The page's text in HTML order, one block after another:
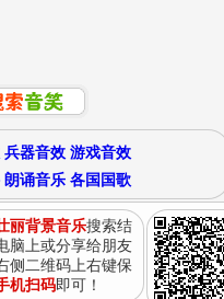
兵器音效 游戏音效
朗诵音乐 各国国歌
丽背景音乐搜索结
脑上或分享给朋友
侧二维码上右键保
机扫码即可！